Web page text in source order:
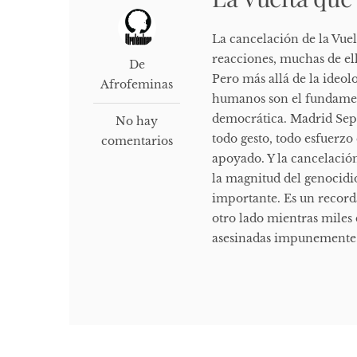
De
Afrofeminas
No hay
comentarios
La cancelación de la
reacciones, muchas de
Pero más allá de la
humanos son el
democrática. Madrid
todo gesto, todo
apoyado. Y la
la magnitud del
importante. Es un
otro lado mientras
asesinadas